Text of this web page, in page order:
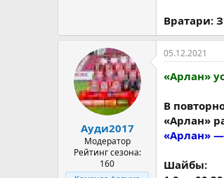
Вратари:
Ауди2017
Модератор
Рейтинг сезона:
160
05.12.2021
«Арлан»
В
«Арлан»
«Арлан»
Шайбы: